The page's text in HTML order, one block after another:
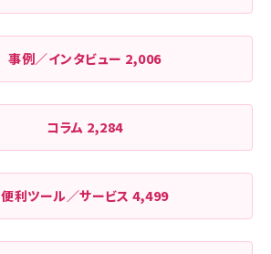
事例／インタビュー 2,006
コラム 2,284
便利ツール／サービス4,499